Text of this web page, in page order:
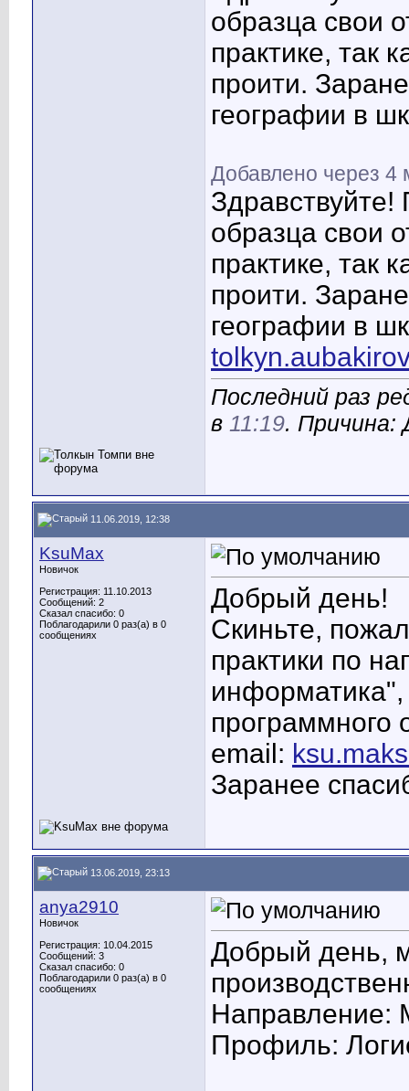
образца свои
практике, так
проити.
географии в
Добавлено через 4
образца свои
практике, так
проити.
географии в
Последний раз
в 11:19. Причина:
11.06.2019, 12:38
KsuMax
Новичок
Регистрация: 11.10.2013
Сообщений: 2
Сказал спасибо: 0
Поблагодарили 0 раз(а) в 0
сообщениях
Добрый день!
Скиньте,
практики по
информатика",
программного
email:
Заранее
13.06.2019, 23:13
anya2910
Новичок
Регистрация: 10.04.2015
Сообщений: 3
Сказал спасибо: 0
Поблагодарили 0 раз(а) в 0
сообщениях
Добрый день,
Направление:
Профиль: